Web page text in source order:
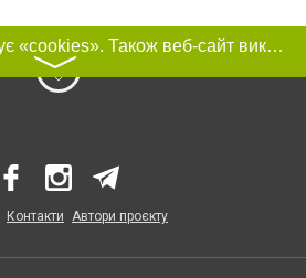
Цей сайт використовує «cookies». Також веб-сайт використовує інтернет-сервіс для збору технічних даних стосовно відвідувачів з метою отримання маркетингової та статистичної інформації. Умови обробки даних відвідувачів сайту див.
〉
Контакти Автори проєкту